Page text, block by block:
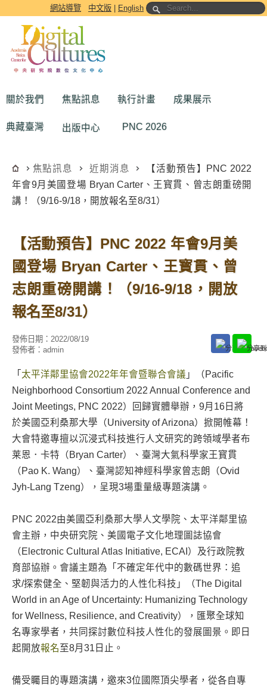
跳到主要內容區塊網站導覽 中文版 English
關於我們 焦點訊息 執行計畫 成果展示
典藏臺灣 出版中心 PNC 2026
焦點訊息 近期消息
【活動預告】PNC 2022
年會9月美國登場 Bryan Carter、王寳貫、曾志朗重磅開
講！（9/16-9/18，開放報名至8/31）
【活動預告】PNC 2022 年會9月美
國登場 Bryan Carter、王寳貫、曾
志朗重磅開講！（9/16-9/18，開放
報名至8/31）
發佈日期： 2022/08/19
發佈者： admin
「 太平洋鄰里協會2022年年會暨聯合會議 」（Pacific
Neighborhood Consortium 2022 Annual Conference and
Joint Meetings, PNC 2022）回歸實體舉辦，9月16日將
於美國亞利桑那大學（University of Arizona）掀開帷幕！
大會特邀專擅以沉浸式科技進行人文研究的跨領域學者布
莱恩．卡特（Bryan Carter）、臺灣大氣科學家王寳貫
（Pao K. Wang）、臺灣認知神經科學家曾志朗（Ovid
Jyh-Lang Tzeng），呈現3場重量級專題演講。
PNC 2022由美國亞利桑那大學人文學院、太平洋鄰里協
會主辦，中央研究院、美國電子文化地理圖誌協會
（Electronic Cultural Atlas Initiative, ECAI）及行政院教
育部協辦。會議主題為「不確定年代中的數碼世界：追
求/探索健全、堅韌與活力的人性化科技」（The Digital
World in an Age of Uncertainty: Humanizing Technology
for Wellness, Resilience, and Creativity），匯聚全球知
名專家學者，共同探討數位科技人性化的發展圖景。即日
起開放報名 至8月31日止。
備受矚目的專題演講，邀來3位國際頂尖學者，從各自專